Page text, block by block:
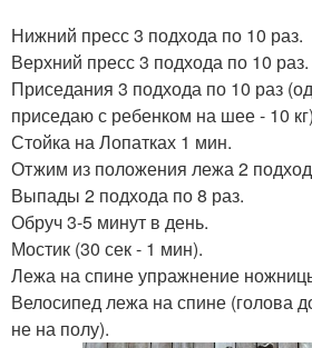
Нижний пресс 3 подхода по 10 раз.
Верхний пресс 3 подхода по 10 раз.
Приседания 3 подхода по 10 раз
приседаю с ребенком на шее - 10
Стойка на Лопатках 1 мин.
Отжим из положения лежа 2
Выпады 2 подхода по 8 раз.
Обруч 3-5 минут в день.
Мостик (30 сек - 1 мин).
Лежа на спине упражнение
Велосипед лежа на спине (голова
не на полу).